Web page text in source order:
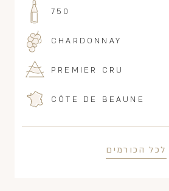
750
CHARDONNAY
PREMIER CRU
CÔTE DE BEAUNE
לכל הכורמים